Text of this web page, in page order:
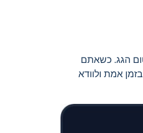
הגג. כשאתם
אמת ולוודא